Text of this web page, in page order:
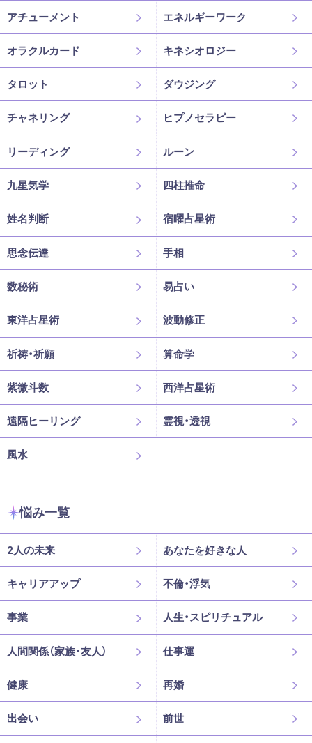
アチューメント エネルギーワーク
オラクルカード キネシオロジー
タロット ダウジング
チャネリング ヒプノセラピー
リーディング ルーン
九星気学 四柱推命
姓名判断 宿曜占星術
思念伝達 手相
数秘術 易占い
東洋占星術 波動修正
祈祷・祈願 算命学
紫微斗数 西洋占星術
遠隔ヒーリング 霊視・透視
風水
悩み一覧
2人の未来 あなたを好きな人
キャリアアップ 不倫・浮気
事業 人生・スピリチュアル
人間関係（家族・友人） 仕事運
健康 再婚
出会い 前世